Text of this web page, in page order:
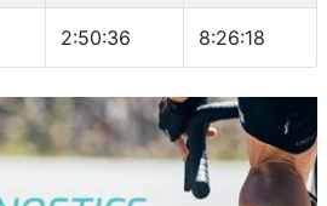
2:50:36 8:26:18